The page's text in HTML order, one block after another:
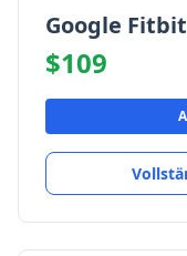
Google
$109